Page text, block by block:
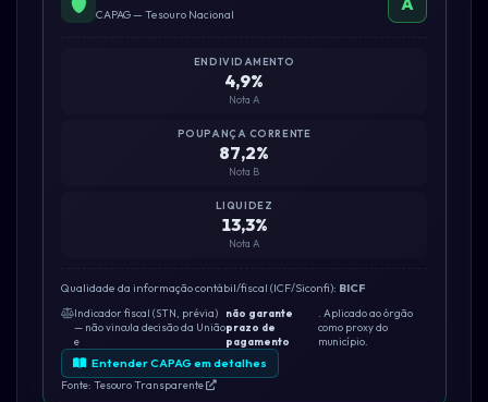
CAPAG — Tesouro Nacional
A
ENDIVIDAMENTO
4,9%
Nota A
POUPANÇA CORRENTE
87,2%
Nota B
LIQUIDEZ
13,3%
Nota A
Qualidade da informação contábil/fiscal (ICF/Siconfi): BICF
Indicador fiscal (STN, prévia)
— não vincula decisão da União
e
não garante
prazo de
pagamento
. Aplicado ao órgão
como proxy do
município.
Entender CAPAG em detalhes
Fonte: Tesouro Transparente